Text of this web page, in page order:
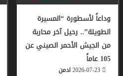
وداعاً لأسطورة “المسيرة
الطويلة”.. رحيل آخر محاربة
من الجيش الأحمر الصيني عن
105 عاماً
ادمن